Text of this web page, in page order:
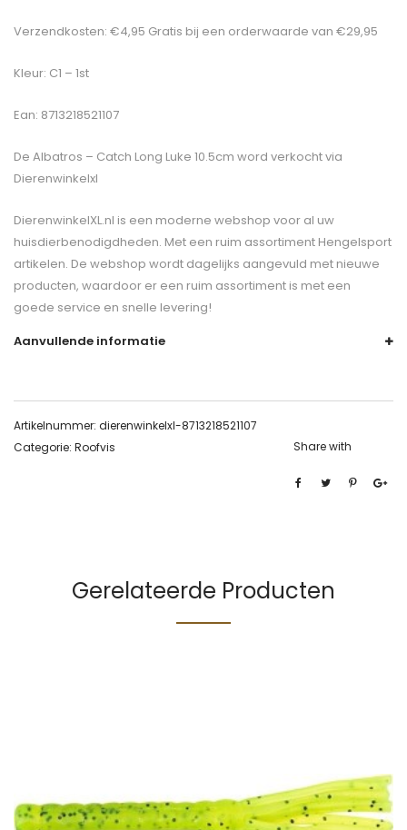
Verzendkosten: €4,95 Gratis bij een orderwaarde van €29,95
Kleur: C1 – 1st
Ean: 8713218521107
De Albatros – Catch Long Luke 10.5cm word verkocht via
Dierenwinkelxl
DierenwinkelXL.nl is een moderne webshop voor al uw
huisdierbenodigdheden. Met een ruim assortiment Hengelsport
artikelen. De webshop wordt dagelijks aangevuld met nieuwe
producten, waardoor er een ruim assortiment is met een
goede service en snelle levering!
Aanvullende informatie
Artikelnummer: dierenwinkelxl-8713218521107
Categorie: Roofvis Share with
Gerelateerde Producten